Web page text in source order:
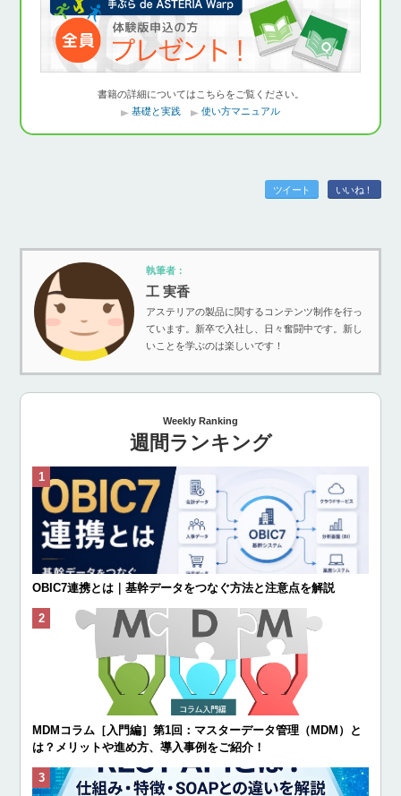
書籍の詳細についてはこちらをご覧ください。
基礎と実践
使い方マニュアル
ツイート いいね！
執筆者：
工 実香
アステリアの製品に関するコンテンツ制作を行っ
ています。新卒で入社し、日々奮闘中です。新し
いことを学ぶのは楽しいです！
Weekly Ranking
週間ランキング
OBIC7連携とは｜基幹データをつなぐ方法と注意点を解説
MDMコラム［入門編］第1回：マスターデータ管理（MDM）と
は？メリットや進め方、導入事例をご紹介！